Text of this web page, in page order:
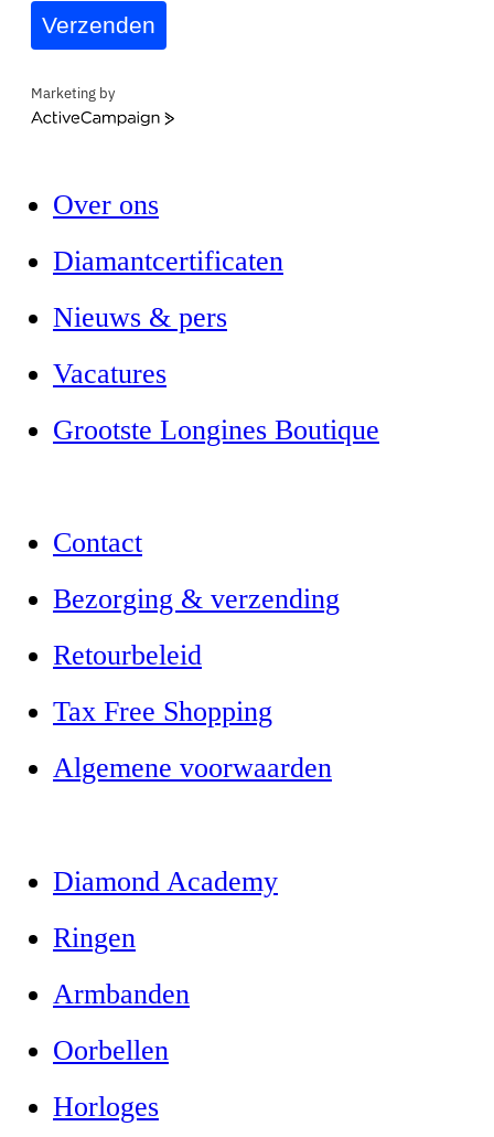
Verzenden
Marketing by
ActiveCampaign
Over ons
Diamantcertificaten
Nieuws & pers
Vacatures
Grootste Longines Boutique
Contact
Bezorging & verzending
Retourbeleid
Tax Free Shopping
Algemene voorwaarden
Diamond Academy
Ringen
Armbanden
Oorbellen
Horloges